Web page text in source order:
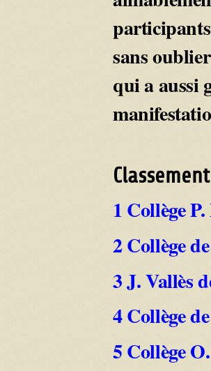
sans
qui a aussi
1 Collège
2 Collège
3 J. Vallès
4 Collège
5 Collège